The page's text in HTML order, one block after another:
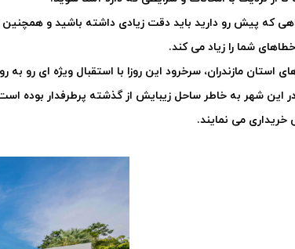
که پیش رو دارید باید دقت زیادی داشته باشید و
شما را زیاد می کند.
استان مازندران، سرخرود این روزا با استقبال ویژه ای رو
این شهر به خاطر ساحل زیبایش از گذشته پرطرفدار بوده
خریداری می نمایند.